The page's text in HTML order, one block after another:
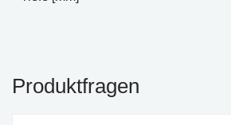
Produktfragen